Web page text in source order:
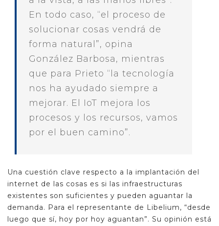
En todo caso, “el proceso de
solucionar cosas vendrá de
forma natural”, opina
González Barbosa, mientras
que para Prieto “la tecnología
nos ha ayudado siempre a
mejorar. El IoT mejora los
procesos y los recursos, vamos
por el buen camino”.
Una cuestión clave respecto a la implantación del
internet de las cosas es si las infraestructuras
existentes son suficientes y pueden aguantar la
demanda. Para el representante de Libelium, “desde
luego que sí, hoy por hoy aguantan”. Su opinión está